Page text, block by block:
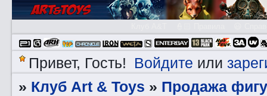
Привет, Гость! Войдите или
» Клуб Art & Toys » Продажа